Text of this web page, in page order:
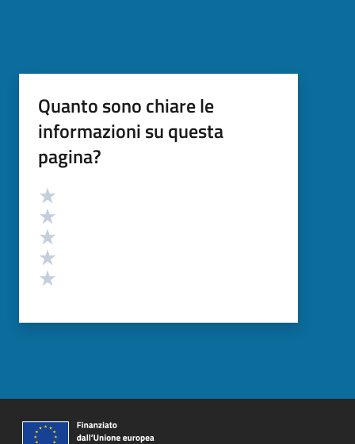
Quanto sono chiare le
informazioni su questa
pagina?
Valutazione